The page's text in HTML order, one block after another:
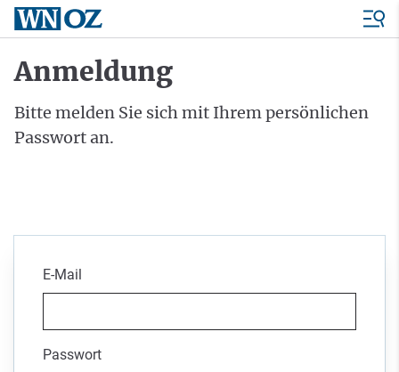
Anmeldung
Bitte melden Sie sich mit Ihrem persönlichen
Passwort an.
E-Mail
Passwort